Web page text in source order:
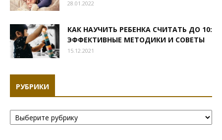
28.01.2022
КАК НАУЧИТЬ РЕБЕНКА СЧИТАТЬ ДО 10:
ЭФФЕКТИВНЫЕ МЕТОДИКИ И СОВЕТЫ
15.12.2021
РУБРИКИ
Рубрики